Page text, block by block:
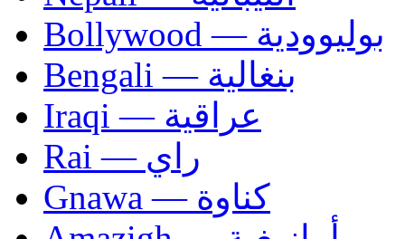
Bollywood — بوليوودية
Bengali — بنغالية
Iraqi — عراقية
Rai — راي
Gnawa — كناوة